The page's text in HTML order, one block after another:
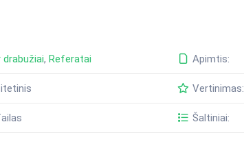
drabužiai, Referatai Apimtis:
Vertinimas:
Šaltiniai: